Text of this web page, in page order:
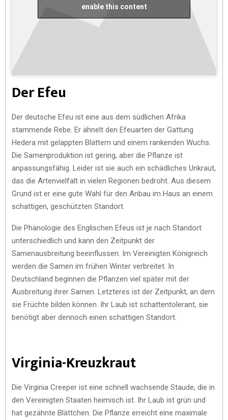
enable this content
Der Efeu
Der deutsche Efeu ist eine aus dem südlichen Afrika
stammende Rebe. Er ähnelt den Efeuarten der Gattung
Hedera mit gelappten Blättern und einem rankenden Wuchs.
Die Samenproduktion ist gering, aber die Pflanze ist
anpassungsfähig. Leider ist sie auch ein schädliches Unkraut,
das die Artenvielfalt in vielen Regionen bedroht. Aus diesem
Grund ist er eine gute Wahl für den Anbau im Haus an einem
schattigen, geschützten Standort.
Die Phänologie des Englischen Efeus ist je nach Standort
unterschiedlich und kann den Zeitpunkt der
Samenausbreitung beeinflussen. Im Vereinigten Königreich
werden die Samen im frühen Winter verbreitet. In
Deutschland beginnen die Pflanzen viel später mit der
Ausbreitung ihrer Samen. Letzteres ist der Zeitpunkt, an dem
sie Früchte bilden können. Ihr Laub ist schattentolerant, sie
benötigt aber dennoch einen schattigen Standort.
Virginia-Kreuzkraut
Die Virginia Creeper ist eine schnell wachsende Staude, die in
den Vereinigten Staaten heimisch ist. Ihr Laub ist grün und
hat gezähnte Blättchen. Die Pflanze erreicht eine maximale